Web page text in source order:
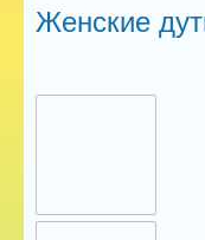
Женские